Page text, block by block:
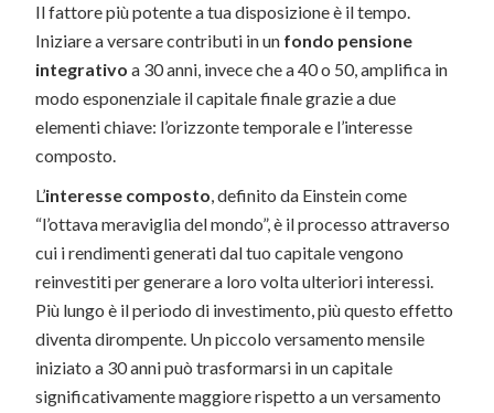
Il fattore più potente a tua disposizione è il tempo.
Iniziare a versare contributi in un fondo pensione
integrativo a 30 anni, invece che a 40 o 50, amplifica in
modo esponenziale il capitale finale grazie a due
elementi chiave: l’orizzonte temporale e l’interesse
composto.
L’interesse composto, definito da Einstein come
“l’ottava meraviglia del mondo”, è il processo attraverso
cui i rendimenti generati dal tuo capitale vengono
reinvestiti per generare a loro volta ulteriori interessi.
Più lungo è il periodo di investimento, più questo effetto
diventa dirompente. Un piccolo versamento mensile
iniziato a 30 anni può trasformarsi in un capitale
significativamente maggiore rispetto a un versamento